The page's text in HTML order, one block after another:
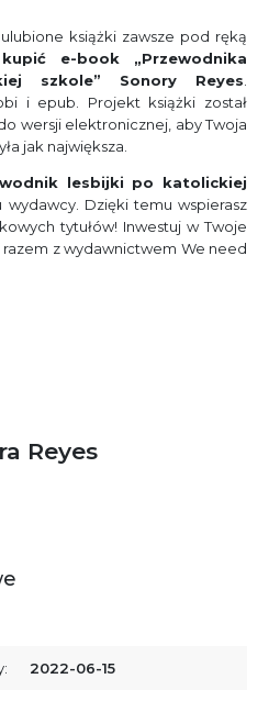
książki zawsze pod ręką
e-book „Przewodnika
szkole” Sonory Reyes
i epub. Projekt książki został
wersji elektronicznej, aby Twoja
jak największa.
lesbijki po katolickiej
wydawcy. Dzięki temu wspierasz
tytułów! Inwestuj w Twoje
z wydawnictwem We need
Reyes
2022-06-15